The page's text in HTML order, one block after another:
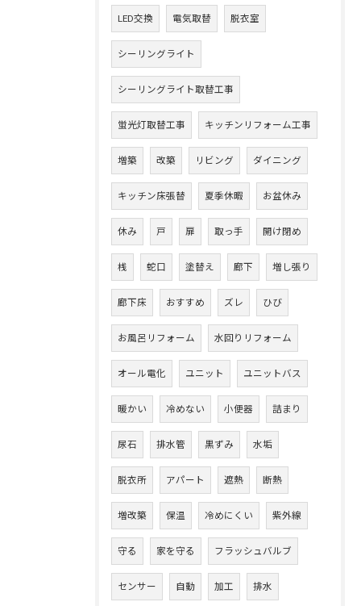
LED交換 電気取替 脱衣室
シーリングライト
シーリングライト取替工事
蛍光灯取替工事 キッチンリフォーム工事
増築 改築 リビング ダイニング
キッチン床張替 夏季休暇 お盆休み
休み 戸 扉 取っ手 開け閉め
桟 蛇口 塗替え 廊下 増し張り
廊下床 おすすめ ズレ ひび
お風呂リフォーム 水回りリフォーム
オール電化 ユニット ユニットバス
暖かい 冷めない 小便器 詰まり
尿石 排水管 黒ずみ 水垢
脱衣所 アパート 遮熱 断熱
増改築 保温 冷めにくい 紫外線
守る 家を守る フラッシュバルブ
センサー 自動 加工 排水